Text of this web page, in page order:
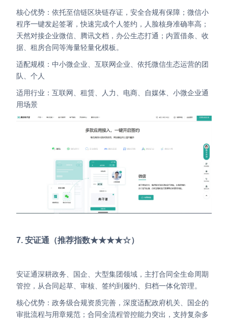
核心优势：依托至信链区块链存证，安全合规有保障；微信小
程序一键发起签署，快速完成个人签约，人脸核身准确率高；
天然对接企业微信、腾讯文档，办公生态打通；内置借条、收
据、租房合同等海量轻量化模板。
适配规模：中小微企业、互联网企业、依托微信生态运营的团
队、个人
适用行业：互联网、租赁、人力、电商、自媒体、小微企业通
用场景
7. 安证通（推荐指数★★★★☆）
安证通深耕政务、国企、大型集团领域，主打合同全生命周期
管控，从合同起草、审核、签约到履约、归档一体化管理。
核心优势：政务级合规资质完善，深度适配政府机关、国企的
审批流程与用章规范；合同全流程管控能力突出，支持复杂多